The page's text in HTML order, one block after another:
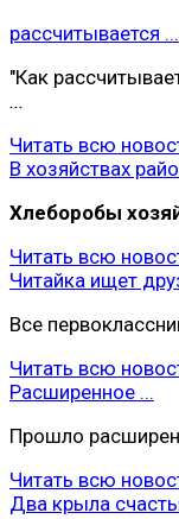
рассчитывается ...
"Как
...
Читать всю
В хозяйствах
Хлеборобы
Читать всю
Читайка ищет
Все
Читать всю
Расширенное ...
Прошло
Читать всю
Два крыла